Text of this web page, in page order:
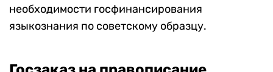
необходимости госфинансирования
языкознания по советскому образцу.